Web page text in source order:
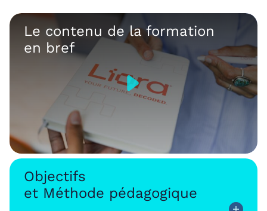
Le contenu de la formation
en bref
Objectifs
et Méthode pédagogique